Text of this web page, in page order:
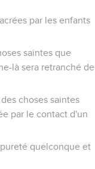
par les enfants
saintes que
là sera retranché de
choses saintes
par le contact d'un
quelconque et